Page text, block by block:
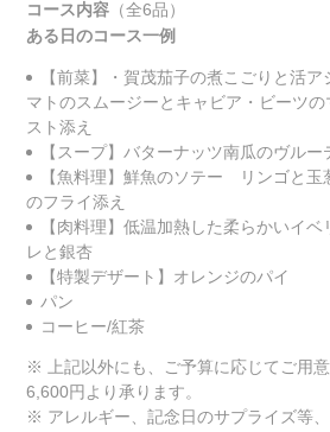
コース内容 （全6品）
ある日のコース一例
【前菜】・賀茂茄子の煮こごりと活
マトのスムージーとキャビア・ビーツ
スト添え
【スープ】バターナッツ南瓜のヴルー
【魚料理】鮮魚のソテー リンゴと
のフライ添え
【肉料理】低温加熱した柔らかいイ
レと銀杏
【特製デザート】オレンジのパイ
パン
コーヒー/紅茶
※ 上記以外にも、ご予算に応じてご用
6,600円より承ります。
※ アレルギー、記念日のサプライズ等